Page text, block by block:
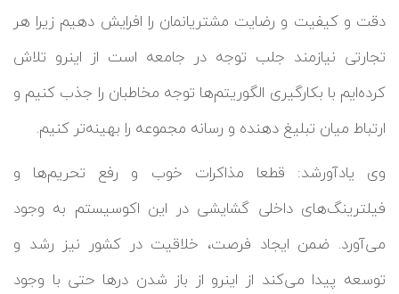
دقت و کیفیت و رضایت مشتریانمان را افرایش دهیم زیرا هر
تجارتی نیازمند جلب توجه در جامعه است از اینرو تلاش
کرده‌ایم با بکارگیری الگوریتم‌ها توجه مخاطبان را جذب کنیم و
ارتباط میان تبلیغ دهنده و رسانه مجموعه را بهینه‌تر کنیم.
وی یادآورشد: قطعا مذاکرات خوب و رفع تحریم‌ها و
فيلترينگ‌های داخلی گشایشی در این اکوسیستم‌ به وجود
می‌آورد. ضمن ایجاد فرصت، خلاقیت‌ در کشور نیز رشد و
توسعه پیدا می‌کند از اینرو از باز شدن درها حتی با وجود